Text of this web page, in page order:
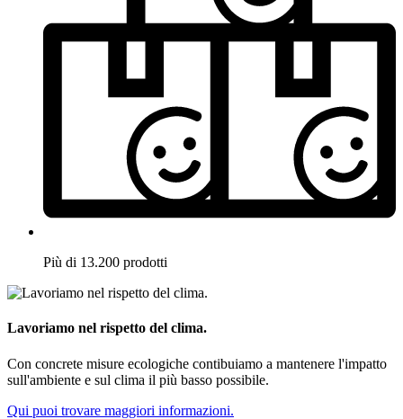
Più di 13.200 prodotti
Lavoriamo nel rispetto del clima.
Con concrete misure ecologiche contibuiamo a mantenere l'impatto
sull'ambiente e sul clima il più basso possibile.
Qui puoi trovare maggiori informazioni.